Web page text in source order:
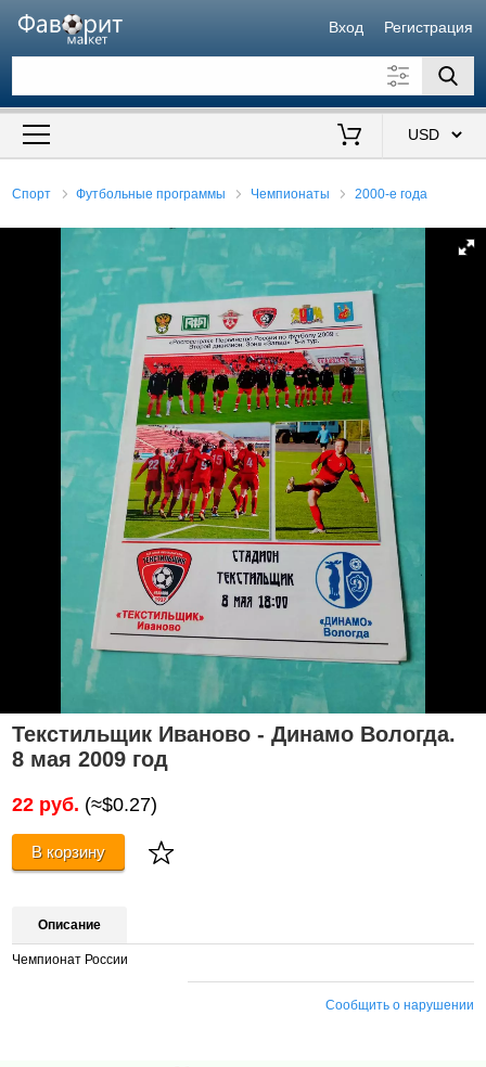
Вход Регистрация
Искать также в описании
Спорт Футбольные программы Чемпионаты 2000-е года
Текстильщик Иваново - Динамо Вологда.
8 мая 2009 год
22 руб. (≈$0.27)
В корзину
Описание
Чемпионат России
Сообщить о нарушении